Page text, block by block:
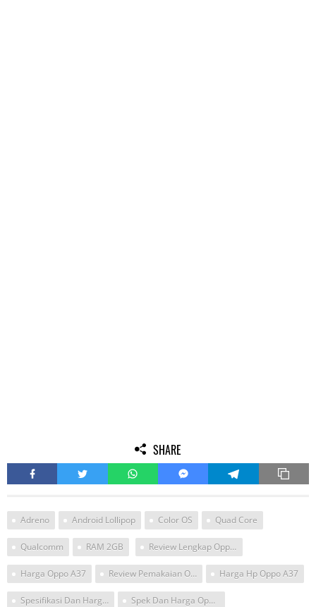
SHARE
Adreno Android Lollipop Color OS Quad Core
Qualcomm RAM 2GB Review Lengkap Oppo A37
Harga Oppo A37 Review Pemakaian Oppo A37 Harga Hp Oppo A37
Spesifikasi Dan Harga Oppo A37 Spek Dan Harga Oppoa37